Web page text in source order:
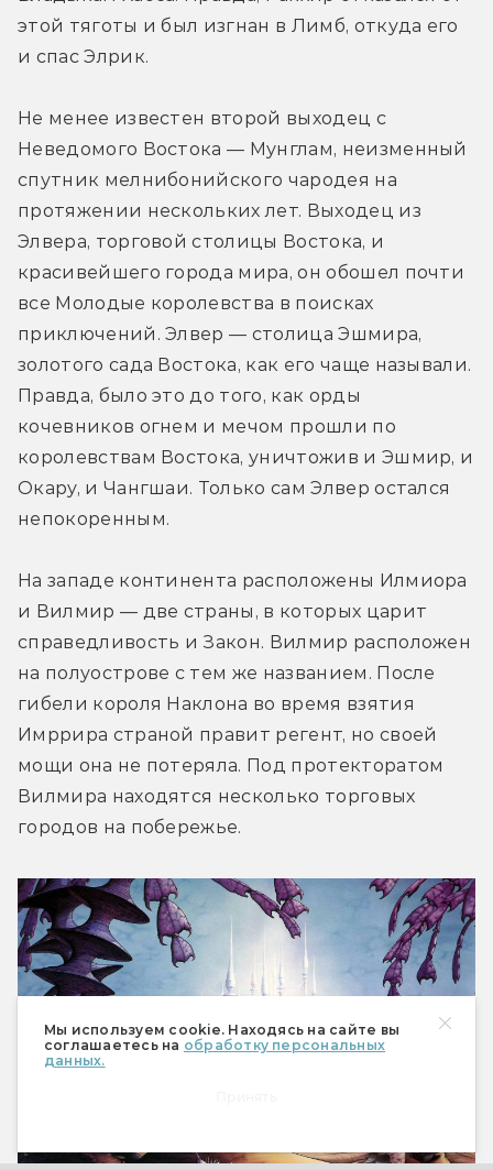
Мы используем cookie. Находясь на сайте вы
соглашаетесь на обработку персональных
данных.
этой тяготы и был изгнан в Лимб, откуда его
и спас Элрик.
Не менее известен второй выходец с
Неведомого Востока — Мунглам, неизменный
спутник мелнибонийского чародея на
протяжении нескольких лет. Выходец из
Элвера, торговой столицы Востока, и
красивейшего города мира, он обошел почти
все Молодые королевства в поисках
приключений. Элвер — столица Эшмира,
золотого сада Востока, как его чаще называли.
Правда, было это до того, как орды
кочевников огнем и мечом прошли по
королевствам Востока, уничтожив и Эшмир, и
Окару, и Чангшаи. Только сам Элвер остался
непокоренным.
На западе континента расположены Илмиора
и Вилмир — две страны, в которых царит
справедливость и Закон. Вилмир расположен
на полуострове с тем же названием. После
гибели короля Наклона во время взятия
Имррира страной правит регент, но своей
мощи она не потеряла. Под протекторатом
Вилмира находятся несколько торговых
городов на побережье.